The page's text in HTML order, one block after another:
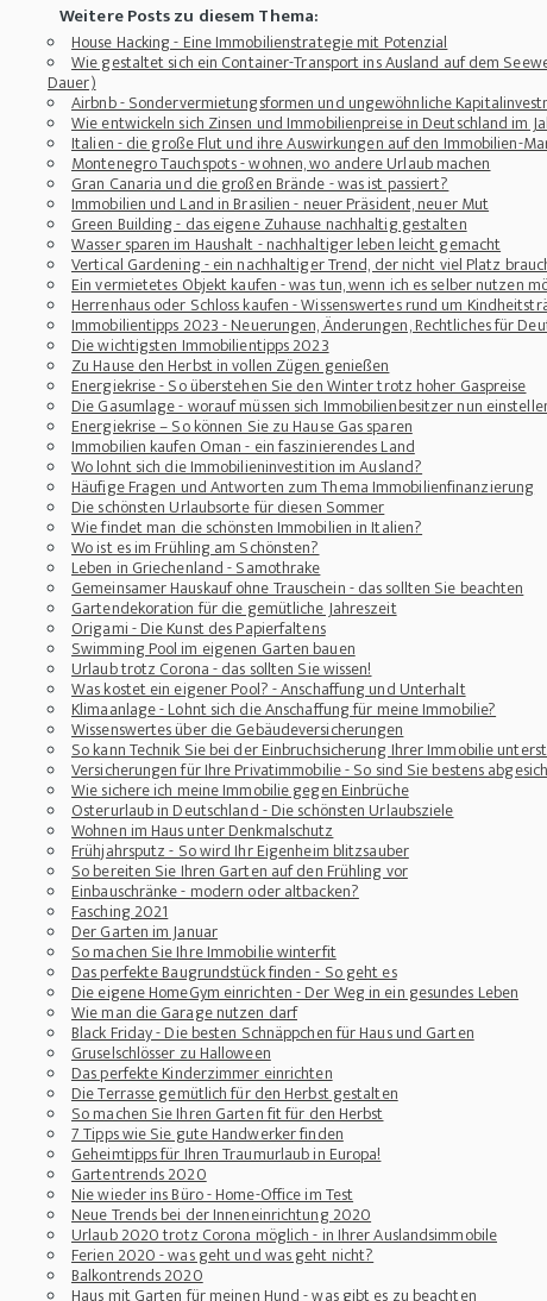
Weitere Posts zu diesem Thema:
House Hacking - Eine Immobilienstrategie mit Potenzial
Wie gestaltet sich ein Container-Transport ins Ausland auf dem
Dauer)
Airbnb - Sondervermietungsformen und ungewöhnliche
Wie entwickeln sich Zinsen und Immobilienpreise in Deutschland im
Italien - die große Flut und ihre Auswirkungen auf den Immobilien-
Montenegro Tauchspots - wohnen, wo andere Urlaub machen
Gran Canaria und die großen Brände - was ist passiert?
Immobilien und Land in Brasilien - neuer Präsident, neuer Mut
Green Building - das eigene Zuhause nachhaltig gestalten
Wasser sparen im Haushalt - nachhaltiger leben leicht gemacht
Vertical Gardening - ein nachhaltiger Trend, der nicht viel Platz
Ein vermietetes Objekt kaufen - was tun, wenn ich es selber nutzen
Herrenhaus oder Schloss kaufen - Wissenswertes rund um
Immobilientipps 2023 - Neuerungen, Änderungen, Rechtliches für
Die wichtigsten Immobilientipps 2023
Zu Hause den Herbst in vollen Zügen genießen
Energiekrise - So überstehen Sie den Winter trotz hoher Gaspreise
Die Gasumlage - worauf müssen sich Immobilienbesitzer nun
Energiekrise – So können Sie zu Hause Gas sparen
Immobilien kaufen Oman - ein faszinierendes Land
Wo lohnt sich die Immobilieninvestition im Ausland?
Häufige Fragen und Antworten zum Thema Immobilienfinanzierung
Die schönsten Urlaubsorte für diesen Sommer
Wie findet man die schönsten Immobilien in Italien?
Wo ist es im Frühling am Schönsten?
Leben in Griechenland - Samothrake
Gemeinsamer Hauskauf ohne Trauschein - das sollten Sie beachten
Gartendekoration für die gemütliche Jahreszeit
Origami - Die Kunst des Papierfaltens
Swimming Pool im eigenen Garten bauen
Urlaub trotz Corona - das sollten Sie wissen!
Was kostet ein eigener Pool? - Anschaffung und Unterhalt
Klimaanlage - Lohnt sich die Anschaffung für meine Immobilie?
Wissenswertes über die Gebäudeversicherungen
So kann Technik Sie bei der Einbruchsicherung Ihrer Immobilie
Versicherungen für Ihre Privatimmobilie - So sind Sie bestens
Wie sichere ich meine Immobilie gegen Einbrüche
Osterurlaub in Deutschland - Die schönsten Urlaubsziele
Wohnen im Haus unter Denkmalschutz
Frühjahrsputz - So wird Ihr Eigenheim blitzsauber
So bereiten Sie Ihren Garten auf den Frühling vor
Einbauschränke - modern oder altbacken?
Fasching 2021
Der Garten im Januar
So machen Sie Ihre Immobilie winterfit
Das perfekte Baugrundstück finden - So geht es
Die eigene HomeGym einrichten - Der Weg in ein gesundes Leben
Wie man die Garage nutzen darf
Black Friday - Die besten Schnäppchen für Haus und Garten
Gruselschlösser zu Halloween
Das perfekte Kinderzimmer einrichten
Die Terrasse gemütlich für den Herbst gestalten
So machen Sie Ihren Garten fit für den Herbst
7 Tipps wie Sie gute Handwerker finden
Geheimtipps für Ihren Traumurlaub in Europa!
Gartentrends 2020
Nie wieder ins Büro - Home-Office im Test
Neue Trends bei der Inneneinrichtung 2020
Urlaub 2020 trotz Corona möglich - in Ihrer Auslandsimmobile
Ferien 2020 - was geht und was geht nicht?
Balkontrends 2020